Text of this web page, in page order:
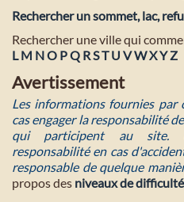
Rechercher un sommet, lac,
Rechercher une ville qui
L M NO PQ RST U VWXYZ
Avertissement
Les informations fournies
cas engager la responsabilité
qui participent au site.
responsabilité en cas
responsable de quelque
propos des niveaux de difficulté